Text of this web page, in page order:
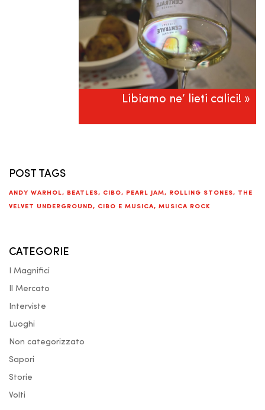
Libiamo ne’ lieti calici! »
POST TAGS
ANDY WARHOL, BEATLES, CIBO, PEARL JAM, ROLLING STONES, THE
VELVET UNDERGROUND, CIBO E MUSICA, MUSICA ROCK
CATEGORIE
I Magnifici
Il Mercato
Interviste
Luoghi
Non categorizzato
Sapori
Storie
Volti